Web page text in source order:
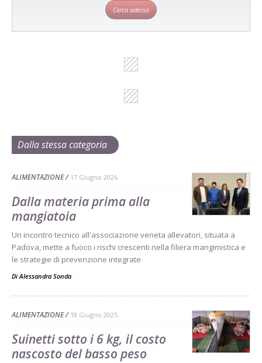
Cerca adesso
Dalla stessa categoria
ALIMENTAZIONE 17 Giugno 2026
Dalla materia prima alla
mangiatoia
Un incontro tecnico all'associazione veneta allevatori, situata a
Padova, mette a fuoco i rischi crescenti nella filiera mangimistica e
le strategie di prevenzione integrate
Di Alessandra Sonda -
ALIMENTAZIONE 18 Giugno 2025
Suinetti sotto i 6 kg, il costo
nascosto del basso peso